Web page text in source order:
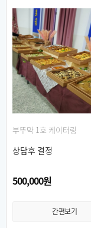
부뚜막 1호 케이터링
상담후 결정
500,000원
간편보기